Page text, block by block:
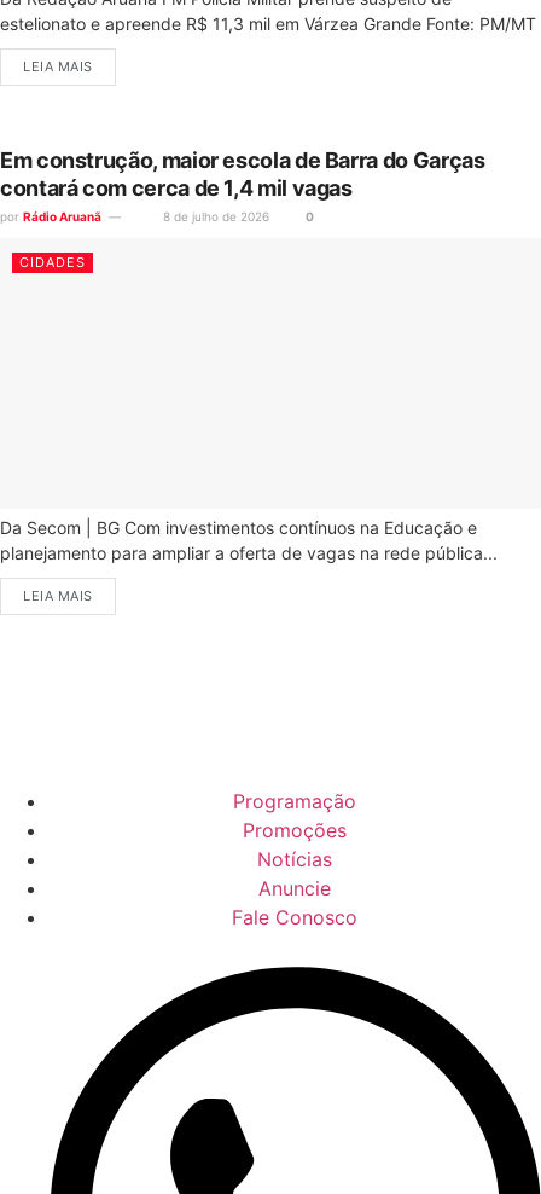
estelionato e apreende R$ 11,3 mil em Várzea Grande Fonte: PM/MT
LEIA MAIS
Em construção, maior escola de Barra do Garças
contará com cerca de 1,4 mil vagas
por Rádio Aruanã 8 de julho de 2026 0
CIDADES
Da Secom | BG Com investimentos contínuos na Educação e
planejamento para ampliar a oferta de vagas na rede pública...
LEIA MAIS
Programação
Promoções
Notícias
Anuncie
Fale Conosco